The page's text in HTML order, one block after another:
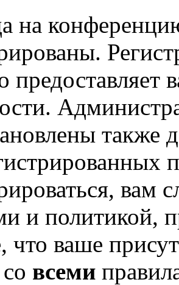
на
предоставляет
также
вам
и политикой,
ваше
всеми